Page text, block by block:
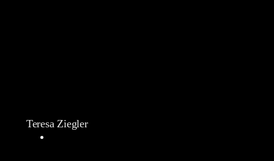
Teresa Ziegler